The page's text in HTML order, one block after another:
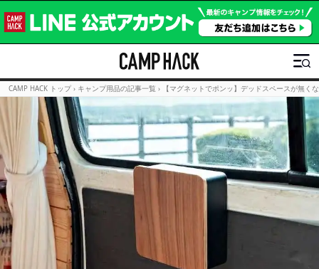
CAMP HACK トップ › キャンプ用品の記事一覧 › 【マグネットでポンッ】デッドスペースが無く